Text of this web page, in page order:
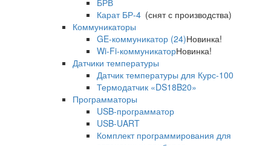
БРВ
Карат БР-4 (снят с производства)
Коммуникаторы
GE-коммуникатор (24)Новинка!
Wi-Fi-коммуникаторНовинка!
Датчики температуры
Датчик температуры для Курс-100
Термодатчик «DS18B20»
Программаторы
USB-программатор
USB-UART
Комплект программирования для